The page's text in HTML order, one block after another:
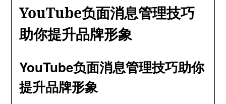
YouTube负面消息管理技巧
助你提升品牌形象
YouTube负面消息管理技巧助你
提升品牌形象